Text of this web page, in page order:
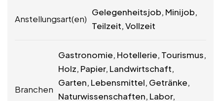
Anstellungsart(en)
Gelegenheitsjob, Minijob,
Teilzeit, Vollzeit
Branchen
Gastronomie, Hotellerie, Tourismus,
Holz, Papier, Landwirtschaft,
Garten, Lebensmittel, Getränke,
Naturwissenschaften, Labor,